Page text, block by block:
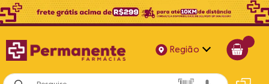
Região